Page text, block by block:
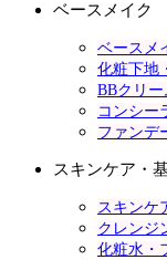
ベースメイク
ベースメ
化粧下地
BBクリー
コンシー
ファンデ
スキンケア・
スキンケ
クレンジ
化粧水・